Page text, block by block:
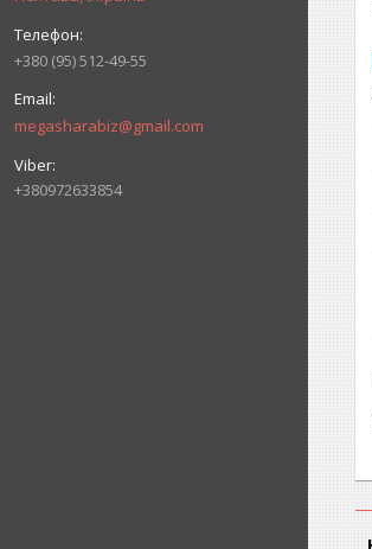
+380 (95) 512-49-55
megasharabiz@gmail.com
+380972633854